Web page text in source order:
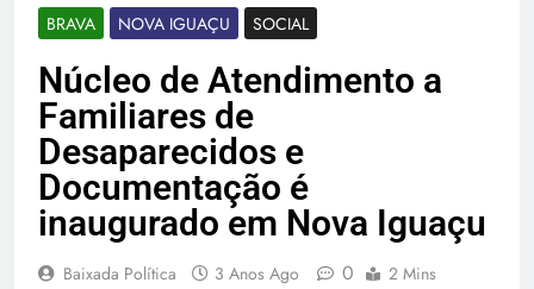
BRAVA NOVA IGUAÇU SOCIAL
Núcleo de Atendimento a
Familiares de
Desaparecidos e
Documentação é
inaugurado em Nova Iguaçu
Baixada Política 3 Anos Ago 0 2 Mins